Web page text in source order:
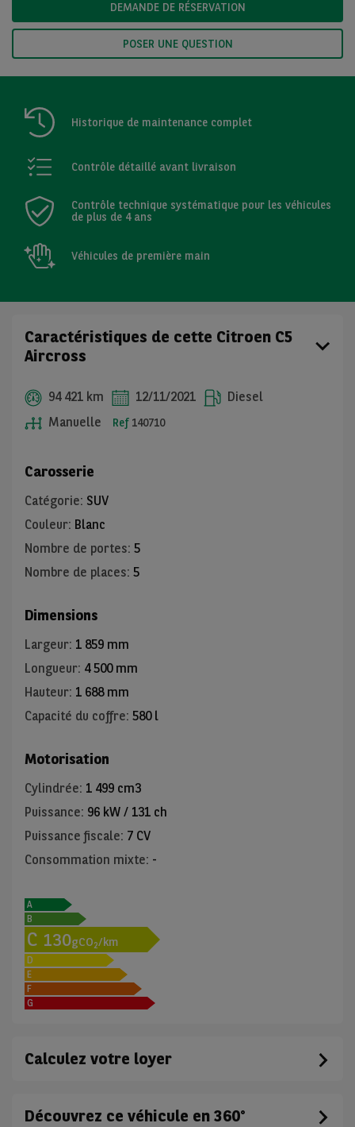
DEMANDE DE RÉSERVATION
POSER UNE QUESTION
Historique de maintenance complet
Contrôle détaillé avant livraison
Contrôle technique systématique pour les véhicules
de plus de 4 ans
Véhicules de première main
Caractéristiques de cette Citroen C5
Aircross
94 421 km 12/11/2021
Diesel
Manuelle
Ref 140710
Carosserie
Catégorie: SUV
Couleur: Blanc
Nombre de portes: 5
Nombre de places: 5
Dimensions
Largeur: 1 859 mm
Longueur: 4 500 mm
Hauteur: 1 688 mm
Capacité du coffre: 580 l
Motorisation
Cylindrée: 1 499 cm3
Puissance: 96 kW / 131 ch
Puissance fiscale: 7 CV
Consommation mixte: -
A
B
C 130gCO2/km
D
E
F
G
Calculez votre loyer
Découvrez ce véhicule en 360°